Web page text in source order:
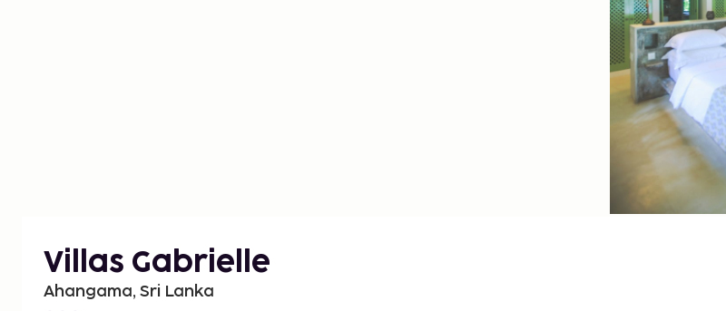
Villas Gabrielle
Ahangama, Sri Lanka